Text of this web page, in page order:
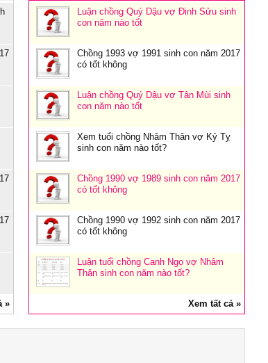
»
Luận chồng Quý Dậu vợ Đinh Sửu sinh
con năm nào tốt
Chồng 1993 vợ 1991 sinh con năm 2017
có tốt không
Luận chồng Quý Dậu vợ Tân Mùi sinh
con năm nào tốt
Xem tuổi chồng Nhâm Thân vợ Kỷ Tỵ
sinh con năm nào tốt?
Chồng 1990 vợ 1989 sinh con năm 2017
có tốt không
Chồng 1990 vợ 1992 sinh con năm 2017
có tốt không
Luận tuổi chồng Canh Ngọ vợ Nhâm
Thân sinh con năm nào tốt?
Xem tất cả »